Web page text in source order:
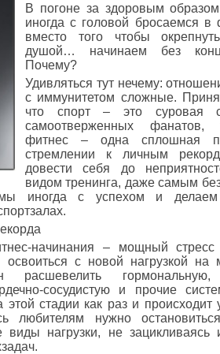
В погоне за здоровым
иногда с головой бросаемся в
вместо того чтобы
душой… начинаем без
Почему?
Удивляться тут нечему:
с иммунитетом сложные.
что спорт – это суровая
самоотверженных фанатов,
фитнес – одна сплошная
стремлении к личным
довести себя до
видом тренинга, даже самым
иногда с успехом и
начинания – мощный стресс
освоиться с новой нагрузкой
расшевелить гормональную,
сосудистую и прочие
стадии как раз и происходит
любителям нужно
виды нагрузки, не зацикливаясь